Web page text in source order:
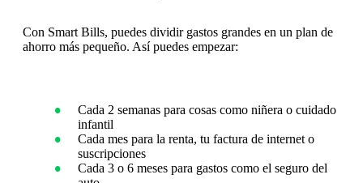
Con Smart Bills, puedes dividir gastos grandes en un plan de
ahorro más pequeño. Así puedes empezar:
Cada 2 semanas para cosas como niñera o cuidado
infantil
Cada mes para la renta, tu factura de internet o
suscripciones
Cada 3 o 6 meses para gastos como el seguro del